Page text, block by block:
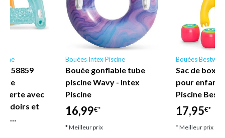
- 58859
avec
et
Bouées Intex Piscine
Bouée gonflable tube
piscine Wavy - Intex
Piscine
16,99€*
* Meilleur prix
Bouées Bestway
Sac de boxe
pour
Piscine
17,95€*
* Meilleur prix